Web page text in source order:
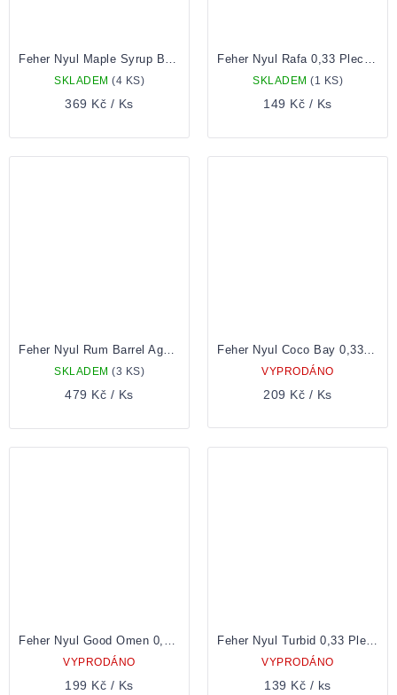
Feher Nyul Maple Syrup Barrel Aged Imeperial Stout 0,33 Lahev
SKLADEM (4 KS)
369 Kč / Ks
Feher Nyul Rafa 0,33 Plechovka
SKLADEM (1 KS)
149 Kč / Ks
Feher Nyul Rum Barrel Aged Tiramisu Imperial Stout 0,33 Lahev
SKLADEM (3 KS)
479 Kč / Ks
Feher Nyul Coco Bay 0,33 Plechovka
VYPRODÁNO
209 Kč / Ks
Feher Nyul Good Omen 0,33 Plechovka
VYPRODÁNO
199 Kč / Ks
Feher Nyul Turbid 0,33 Plechovka
VYPRODÁNO
139 Kč / ks